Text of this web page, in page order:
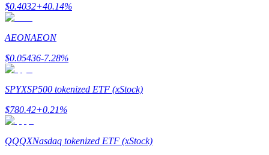
Gids
Futures-startgids
$0.4032+40.14%
AEONAEON
$0.05436-7.28%
SPYXSP500 tokenized ETF (xStock)
$780.42+0.21%
QQQXNasdaq tokenized ETF (xStock)